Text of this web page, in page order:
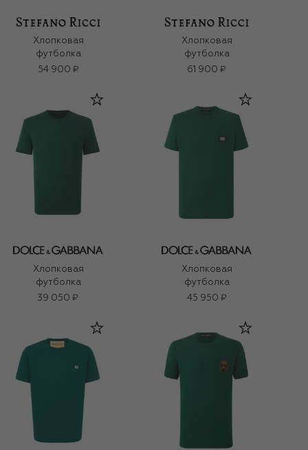
Хлопковая
футболка
54 900 ₽
Хлопковая
футболка
61 900 ₽
Хлопковая
футболка
39 050 ₽
Хлопковая
футболка
45 950 ₽